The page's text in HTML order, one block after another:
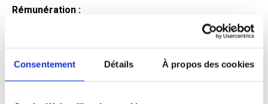
Consentement Détails À propos des cookies
Rémunération :
Profil du